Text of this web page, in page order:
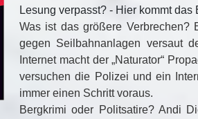
Lesung verpasst? - Hier kommt das
Was ist das größere Verbrechen?
gegen Seilbahnanlagen versaut
Internet macht der „Naturator“
versuchen die Polizei und ein
immer einen Schritt voraus.
Bergkrimi oder Politsatire? Andi